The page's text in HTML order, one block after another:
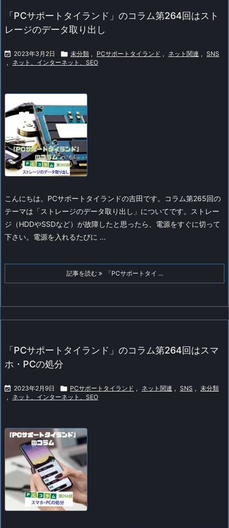
「PCサポートタイランド」のコラム第264回はスト
レージのデータ取り出し
 2023年3月2日  未分類 , PCサポートタイランド , ネット関連 , SNS
, ネット、インターネット、SEO
こんにちは。PCサポートタイランドの吉田です。コラム第265回の
テーマは「ストレージのデータ取り出し」についてです。
ストレー
ジ（HDDやSSDなど）が故障したと思ったら、電源をすぐに切って
下さい。 電源を入れるたびに ...
記事を読む 「PCサポートタイ ...
「PCサポートタイランド」のコラム第264回はスマ
ホ・PCの処分
 2023年2月9日  PCサポートタイランド , ネット関連 , SNS , 未分類
, ネット、インターネット、SEO